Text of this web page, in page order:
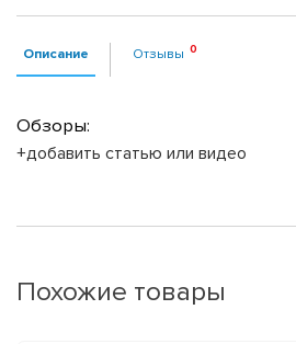
Описание Отзывы
Обзоры:
+добавить статью или видео
Похожие товары